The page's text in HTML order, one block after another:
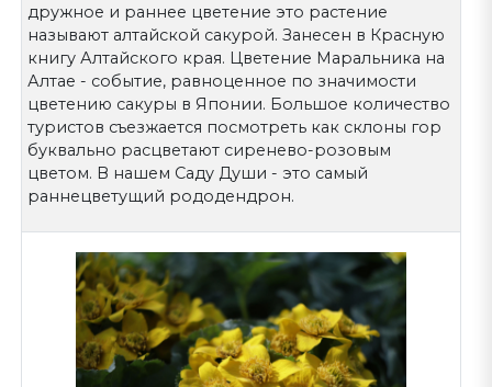
дружное и раннее цветение это растение
называют алтайской сакурой. Занесен в Красную
книгу Алтайского края. Цветение Маральника на
Алтае - событие, равноценное по значимости
цветению сакуры в Японии. Большое количество
туристов съезжается посмотреть как склоны гор
буквально расцветают сиренево-розовым
цветом. В нашем Саду Души - это самый
раннецветущий рододендрон.